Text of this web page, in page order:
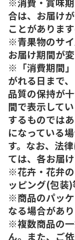
合は、お届け
ことがありま
※青果物のサ
お届け期間が
※「消費期間
がれる日まで
品質の保持が
間で表示して
するものでは
になっている
す。なお、法
ては、各お届
※花卉・花弁
ッピング(包装)
※商品のパッ
なる場合があり
※複数商品の
ん。また、ご